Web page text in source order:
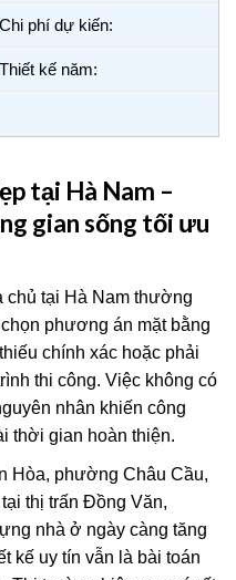
Chi phí dự kiến:
Thiết kế năm:
tại Hà Nam –
gian sống tối ưu
chủ tại Hà Nam thường
phương án mặt bằng
chính xác hoặc phải
thi công. Việc không có
nhân khiến công
thời gian hoàn thiện.
Hòa, phường Châu Cầu,
thị trấn Đồng Văn,
nhà ở ngày càng tăng
kế uy tín vẫn là bài toán